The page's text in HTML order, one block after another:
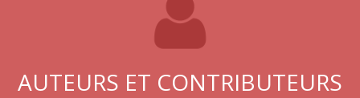
AUTEURS ET CONTRIBUTEURS